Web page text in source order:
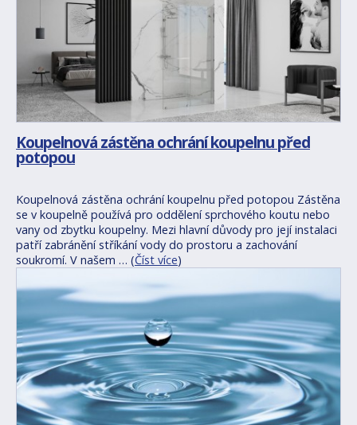
Koupelnová zástěna ochrání koupelnu před
potopou
Koupelnová zástěna ochrání koupelnu před potopou Zástěna
se v koupelně používá pro oddělení sprchového koutu nebo
vany od zbytku koupelny. Mezi hlavní důvody pro její instalaci
patří zabránění stříkání vody do prostoru a zachování
soukromí. V našem … (Číst více)